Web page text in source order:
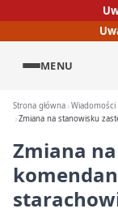
MENU
Strona główna Wiadomości
Zmiana na stanowisku
Zmiana